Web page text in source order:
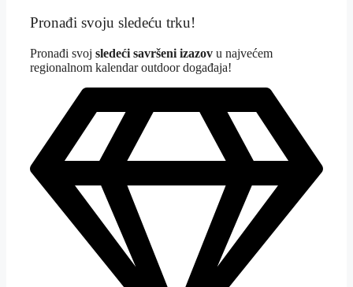
Pronađi svoju sledeću trku!
Pronađi svoj sledeći savršeni izazov u najvećem
regionalnom kalendar outdoor događaja!